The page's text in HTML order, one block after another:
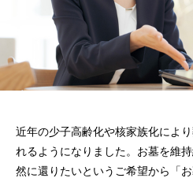
近年の少子高齢化や核家族化によ
れるようになりました。お墓を維
然に還りたいというご希望から「